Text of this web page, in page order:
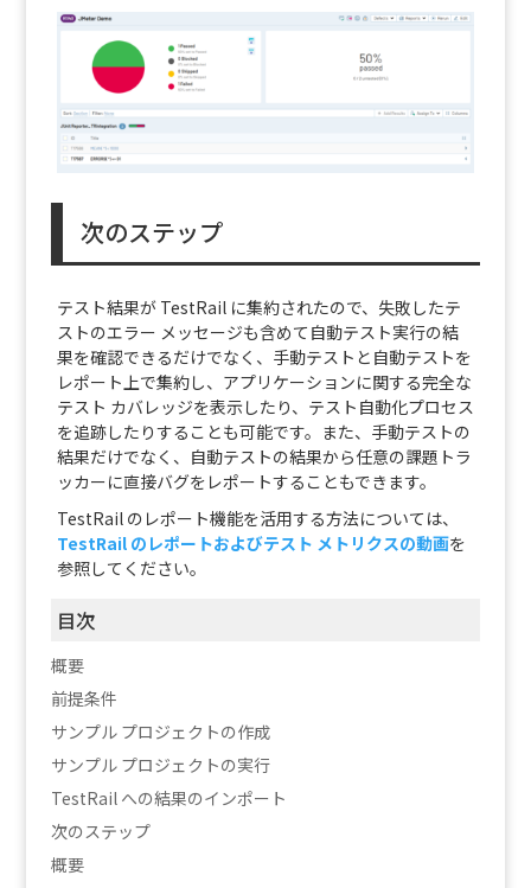
次のステップ
テスト結果が TestRail に集約されたので、失敗したテ
ストのエラー メッセージも含めて自動テスト実行の結
果を確認できるだけでなく、手動テストと自動テストを
レポート上で集約し、アプリケーションに関する完全な
テスト カバレッジを表示したり、テスト自動化プロセス
を追跡したりすることも可能です。また、手動テストの
結果だけでなく、自動テストの結果から任意の課題トラ
ッカーに直接バグをレポートすることもできます。
TestRail のレポート機能を活用する方法については、
TestRail のレポートおよびテスト メトリクスの動画を
参照してください。
目次
概要
前提条件
サンプル プロジェクトの作成
サンプル プロジェクトの実行
TestRail への結果のインポート
次のステップ
概要